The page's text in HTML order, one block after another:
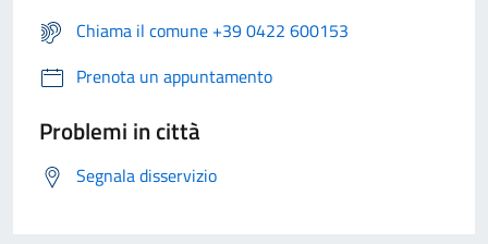
Chiama il comune +39 0422 600153
Prenota un appuntamento
Problemi in città
Segnala disservizio